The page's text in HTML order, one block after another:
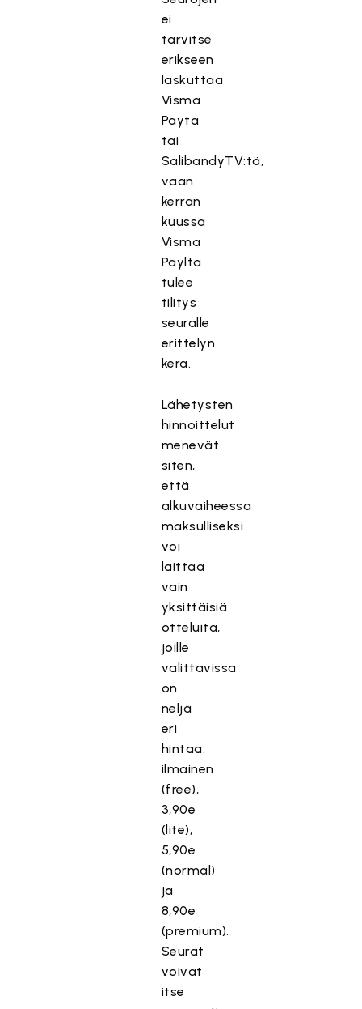
ei
tarvitse
erikseen
laskuttaa
Visma
Payta
tai
SalibandyTV:tä,
vaan
kerran
kuussa
Visma
Paylta
tulee
tilitys
seuralle
erittelyn
kera.
Lähetysten
hinnoittelut
menevät
siten,
että
alkuvaiheessa
maksulliseksi
voi
laittaa
vain
yksittäisiä
otteluita,
joille
valittavissa
on
neljä
eri
hintaa:
ilmainen
(free),
3,90e
(lite),
5,90e
(normal)
ja
8,90e
(premium).
Seurat
voivat
itse